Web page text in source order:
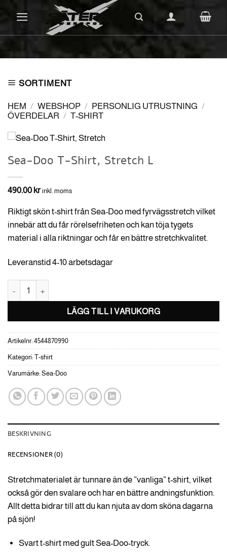
SORTIMENT
HEM / WEBSHOP / PERSONLIG UTRUSTNING /
ÖVERDELAR / T-SHIRT
Sea-Doo T-Shirt, Stretch L
490.00 kr inkl. moms
Riktigt skön t-shirt från Sea-Doo med fyrvägsstretch vilket
innebär att du får rörelsefriheten och kan töja tygets
material i alla riktningar och får en bättre stretchkvalitet.
Leveranstid 4-10 arbetsdagar
Sea-Doo T-Shirt, Stretch L mängd
LÄGG TILL I VARUKORG
Artikelnr: 4544870990
Kategori: T-shirt
Varumärke: Sea-Doo
BESKRIVNING
RECENSIONER (0)
Stretchmaterialet är tunnare än de ”vanliga” t-shirt, vilket
också gör den svalare och har en bättre andningsfunktion.
Allt detta bidrar till att du kan njuta av dom sköna dagarna
på sjön!
Svart t-shirt med gult Sea-Doo-tryck.